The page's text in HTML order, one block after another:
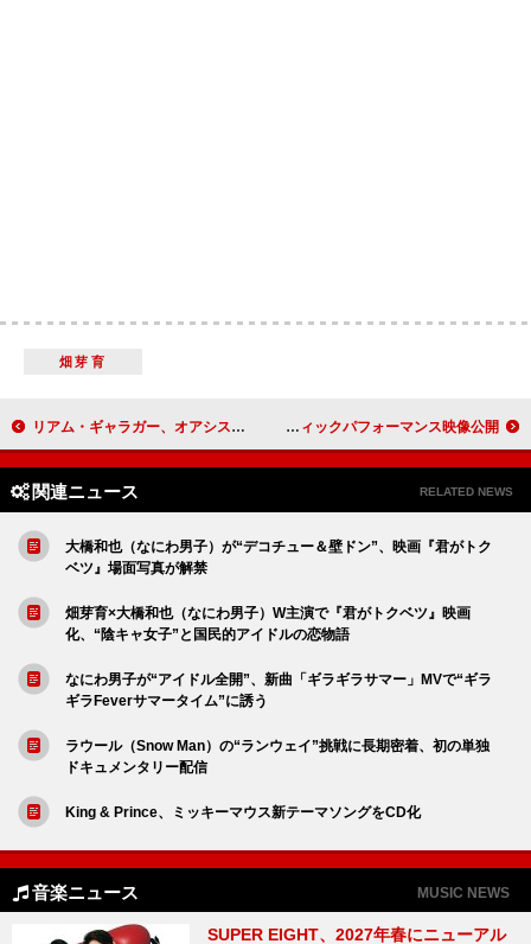
畑芽育
リアム・ギャラガー、オアシスのリハーサルに参加し“サウンドはマジでヤバかった”とコメント 羊文学、USツアー中にサンタモニカビーチで撮影したアコースティックパフォーマンス映像公開
関連ニュース RELATED NEWS
大橋和也（なにわ男子）が“デコチュー＆壁ドン”、映画『君がトク
ベツ』場面写真が解禁
畑芽育×大橋和也（なにわ男子）W主演で『君がトクベツ』映画
化、“陰キャ女子”と国民的アイドルの恋物語
なにわ男子が“アイドル全開”、新曲「ギラギラサマー」MVで“ギラ
ギラFeverサマータイム”に誘う
ラウール（Snow Man）の“ランウェイ”挑戦に長期密着、初の単独
ドキュメンタリー配信
King & Prince、ミッキーマウス新テーマソングをCD化
音楽ニュース MUSIC NEWS
SUPER EIGHT、2027年春にニューアル